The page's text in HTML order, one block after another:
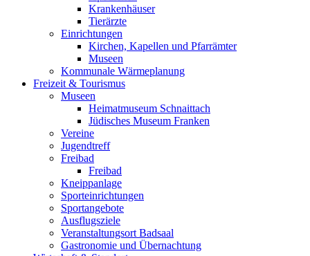
Krankenhäuser
Tierärzte
Einrichtungen
Kirchen, Kapellen und Pfarrämter
Museen
Kommunale Wärmeplanung
Freizeit & Tourismus
Museen
Heimatmuseum Schnaittach
Jüdisches Museum Franken
Vereine
Jugendtreff
Freibad
Freibad
Kneippanlage
Sporteinrichtungen
Sportangebote
Ausflugsziele
Veranstaltungsort Badsaal
Gastronomie und Übernachtung